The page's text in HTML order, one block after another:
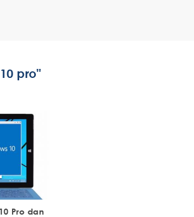
pro"
Pro dan